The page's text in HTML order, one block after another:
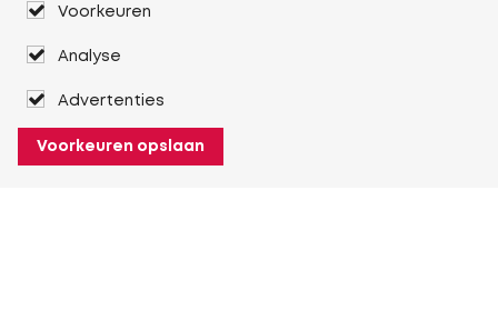
Voorkeuren
Analyse
Advertenties
Voorkeuren opslaan